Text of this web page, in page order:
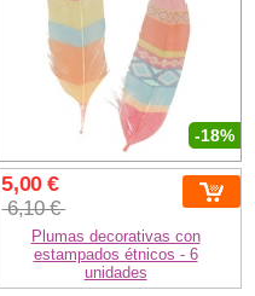
-18%
5,00 €
6,10 €
Plumas decorativas con
estampados étnicos - 6
unidades